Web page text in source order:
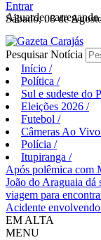
Aguarde,
Entrar
Sábado, 08 de
Pesquisar Notícia
Início /
Política /
Sul e sudeste do
Eleições 2026 /
Futebol /
Câmeras Ao Vivo
Polícia /
Itupiranga /
Após polêmica com
João do Araguaia dá
viagem para
Acidente
EM ALTA
MENU